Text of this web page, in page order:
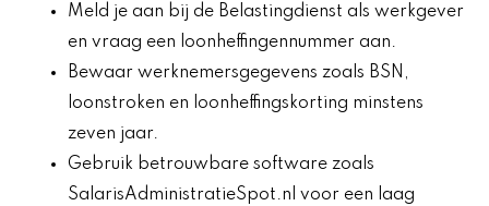
Meld je aan bij de Belastingdienst als werkgever
en vraag een loonheffingennummer aan.
Bewaar werknemersgegevens zoals BSN,
loonstroken en loonheffingskorting minstens
zeven jaar.
Gebruik betrouwbare software zoals
SalarisAdministratieSpot.nl voor een laag